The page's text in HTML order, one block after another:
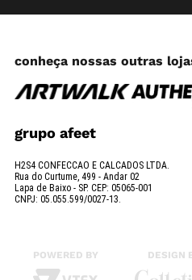
conheça nossas outras
grupo afeet
H2S4 CONFECCAO E CALCADOS LTDA.
Rua do Curtume, 499 - Andar 02
Lapa de Baixo - SP. CEP: 05065-001
CNPJ: 05.055.599/0027-13.
POWERED BY DESIGN